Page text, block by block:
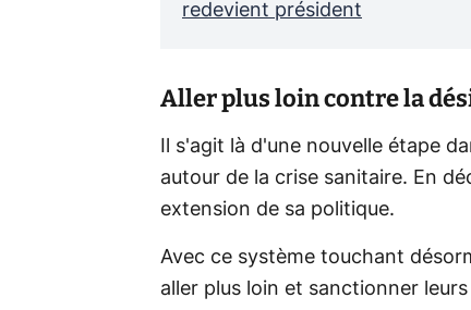
redevient président
Aller plus loin contre la
Il s'agit là d'une nouvelle étape
autour de la crise sanitaire. En
extension de sa politique.
Avec ce système touchant
aller plus loin et sanctionner